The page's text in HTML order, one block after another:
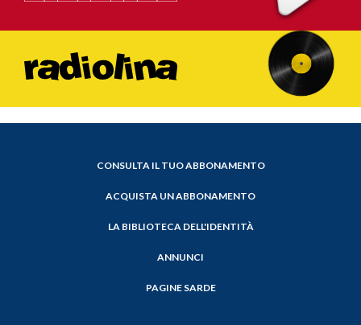
CONSULTA IL TUO ABBONAMENTO
ACQUISTA UN ABBONAMENTO
LA BIBLIOTECA DELL'IDENTITÀ
ANNUNCI
PAGINE SARDE